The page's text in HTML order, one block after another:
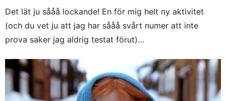
Det lät ju sååå lockande! En för mig helt ny aktivitet
(och du vet ju att jag har sååå svårt numer att inte
prova saker jag aldrig testat förut)…